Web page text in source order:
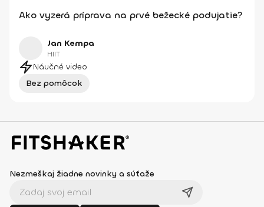
Ako vyzerá príprava na prvé bežecké podujatie?
Jan Kempa
HIIT
Náučné video
Bez pomôcok
Nezmeškaj žiadne novinky a súťaže